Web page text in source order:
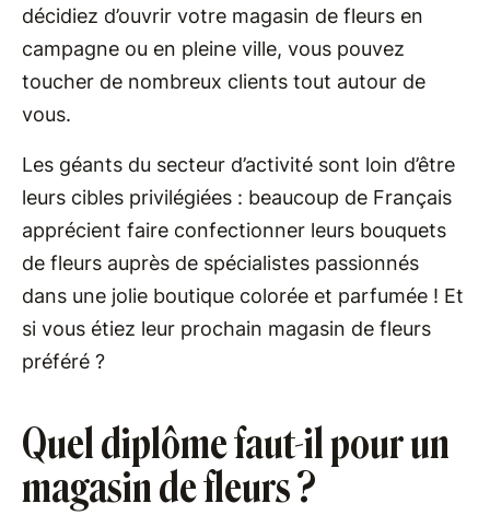
décidiez d’ouvrir votre magasin de fleurs en
campagne ou en pleine ville, vous pouvez
toucher de nombreux clients tout autour de
vous.
Les géants du secteur d’activité sont loin d’être
leurs cibles privilégiées : beaucoup de Français
apprécient faire confectionner leurs bouquets
de fleurs auprès de spécialistes passionnés
dans une jolie boutique colorée et parfumée ! Et
si vous étiez leur prochain magasin de fleurs
préféré ?
Quel diplôme faut-il pour un
magasin de fleurs ?